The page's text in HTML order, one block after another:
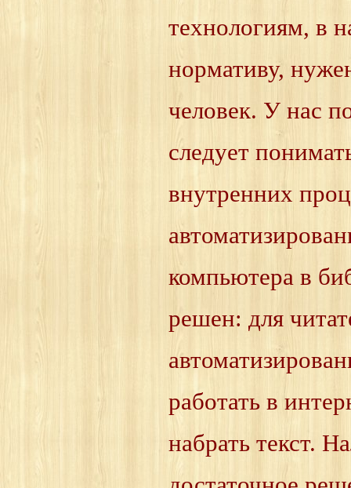
технологиям, в
нормативу,
человек. У нас
следует
внутренних
компьютера в
решен: для
работать в
набрать текст.